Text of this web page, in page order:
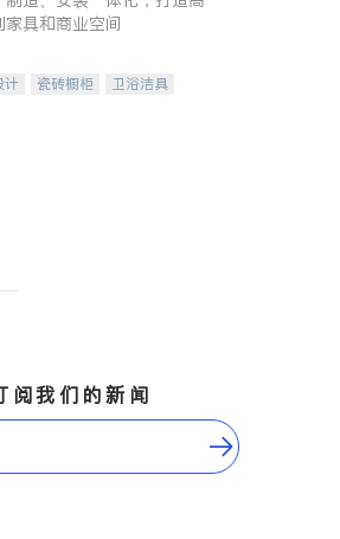
家具和商业空间
计 瓷砖橱柜
卫浴洁具
阅我们的新闻